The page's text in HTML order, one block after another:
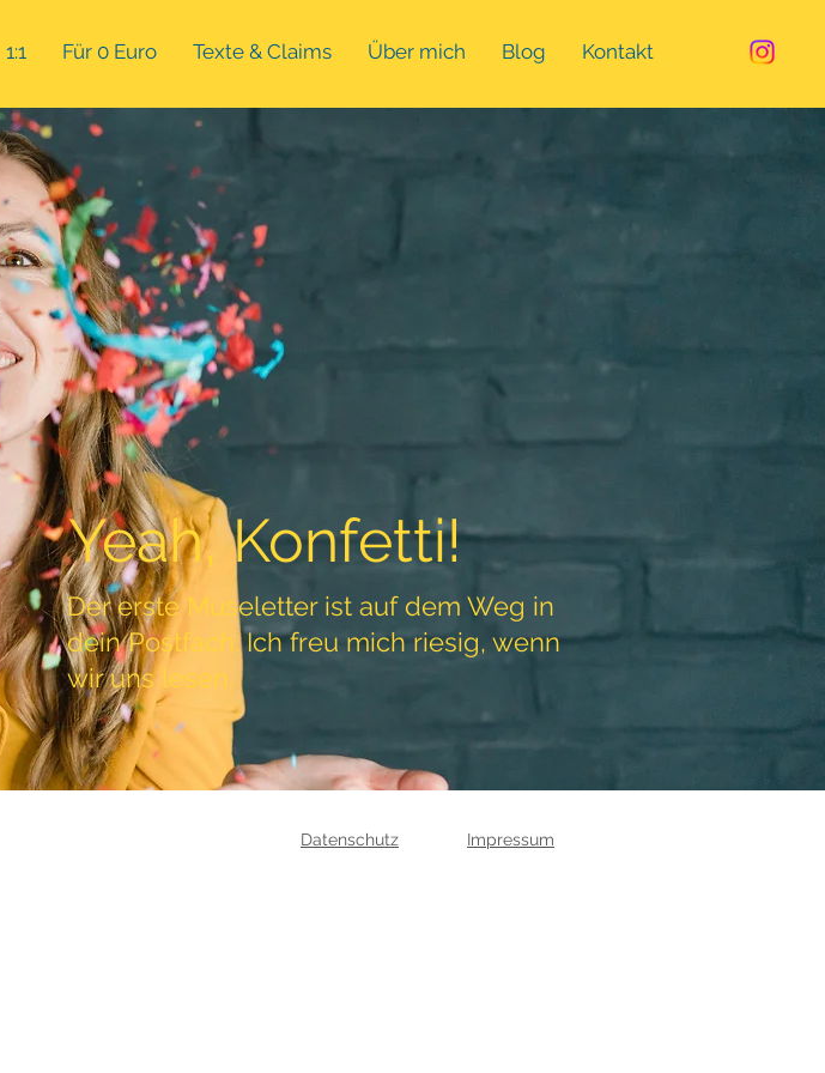
1:1 Für 0 Euro Texte & Claims Über mich Blog Kontakt
Yeah, Konfetti!
Der erste Museletter ist auf dem Weg in
dein Postfach. Ich freu mich riesig, wenn
wir uns lesen.
Datenschutz Impressum